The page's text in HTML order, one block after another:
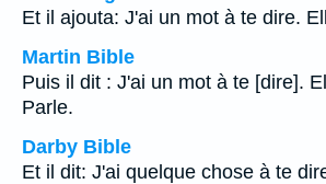
Et il ajouta: J'ai un mot à te dire.
Martin Bible
Puis il dit : J'ai un mot à te [dire].
Parle.
Darby Bible
Et il dit: J'ai quelque chose à te